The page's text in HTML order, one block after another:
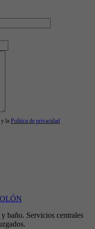
y la Política de privacidad
baño. Servicios centrales